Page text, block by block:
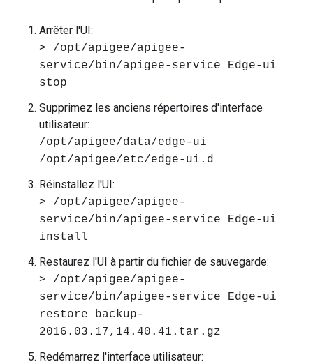
Arrêter l'UI:
> /opt/apigee/apigee-
service/bin/apigee-service Edge-ui
stop
Supprimez les anciens répertoires d'interface
utilisateur:
/opt/apigee/data/edge-ui
/opt/apigee/etc/edge-ui.d
Réinstallez l'UI:
> /opt/apigee/apigee-
service/bin/apigee-service Edge-ui
install
Restaurez l'UI à partir du fichier de sauvegarde:
> /opt/apigee/apigee-
service/bin/apigee-service Edge-ui
restore backup-
2016.03.17,14.40.41.tar.gz
Redémarrez l'interface utilisateur: